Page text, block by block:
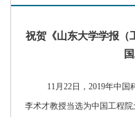
祝贺《山东大学学报（
11月22日，2019年中
李术才教授当选为中国工程院